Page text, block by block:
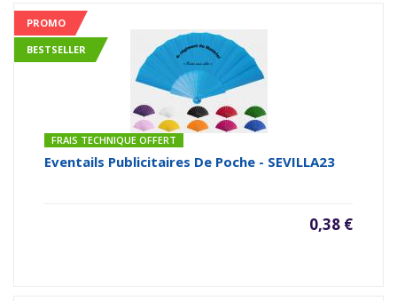
PROMO
BESTSELLER
FRAIS TECHNIQUE OFFERT
Eventails Publicitaires De Poche - SEVILLA23
0,38 €